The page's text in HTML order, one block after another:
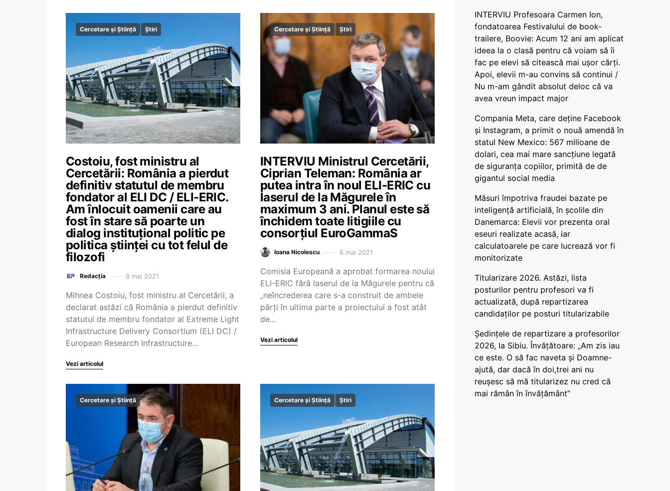
Cercetare și Știință Știri
Costoiu, fost ministru al
Cercetării: România a pierdut
definitiv statutul de membru
fondator al ELI DC / ELI-ERIC.
Am înlocuit oamenii care au
fost în stare să poarte un
dialog instituţional politic pe
politica ştiinţei cu tot felul de
filozofi
Redacția 9 mai 2021
Mihnea Costoiu, fost ministru al Cercetării, a
declarat astăzi că România a pierdut definitiv
statutul de membru fondator al Extreme Light
Infrastructure Delivery Consortium (ELI DC) /
European Research Infrastructure…
Vezi articolul
Cercetare și Știință Știri
INTERVIU Ministrul Cercetării,
Ciprian Teleman: România ar
putea intra în noul ELI-ERIC cu
laserul de la Măgurele în
maximum 3 ani. Planul este să
închidem toate litigiile cu
consorțiul EuroGammaS
Ioana Nicolescu 6 mai 2021
Comisia Europeană a aprobat formarea noului
ELI-ERIC fără laserul de la Măgurele pentru că
„neîncrederea care s-a construit de ambele
părți în ultima parte a proiectului a fost atât
de…
Vezi articolul
Cercetare și Știință Cercetare și Știință Știri
INTERVIU Profesoara Carmen Ion,
fondatoarea Festivalului de book-
trailere, Boovie: Acum 12 ani am aplicat
ideea la o clasă pentru că voiam să îi
fac pe elevi să citească mai ușor cărți.
Apoi, elevii m-au convins să continui /
Nu m-am gândit absolut deloc că va
avea vreun impact major
Compania Meta, care deține Facebook
și Instagram, a primit o nouă amendă în
statul New Mexico: 567 milioane de
dolari, cea mai mare sancțiune legată
de siguranța copiilor, primită de de
gigantul social media
Măsuri împotriva fraudei bazate pe
inteligență artificială, în școlile din
Danemarca: Elevii vor prezenta oral
eseuri realizate acasă, iar
calculatoarele pe care lucrează vor fi
monitorizate
Titularizare 2026. Astăzi, lista
posturilor pentru profesori va fi
actualizată, după repartizarea
candidaților pe posturi titularizabile
Ședințele de repartizare a profesorilor
2026, la Sibiu. Învățătoare: „Am zis iau
ce este. O să fac naveta și Doamne-
ajută, dar dacă în doi,trei ani nu
reușesc să mă titularizez nu cred că
mai rămân în învățământ”